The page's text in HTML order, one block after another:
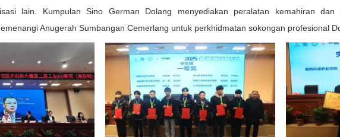
lain. Kumpulan Sino German Dolang menyediakan peralatan kemahiran dan
Anugerah Sumbangan Cemerlang untuk perkhidmatan sokongan profesional